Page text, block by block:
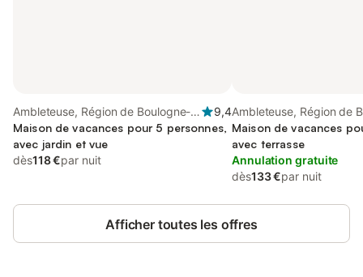
Ambleteuse, Région de Boulogne-
sur-Mer
9,4
Maison de vacances pour 5 personnes,
avec jardin et vue
dès118 €par nuit
Ambleteuse, Région de
sur-Mer
Maison de vacances
avec terrasse
Annulation gratuite
dès133 €par nuit
Afficher toutes les offres